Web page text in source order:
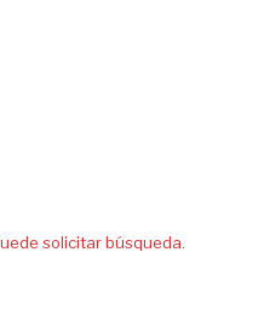
solicitar búsqueda.